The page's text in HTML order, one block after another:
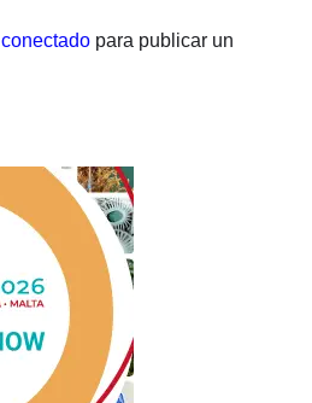
conectado para publicar un